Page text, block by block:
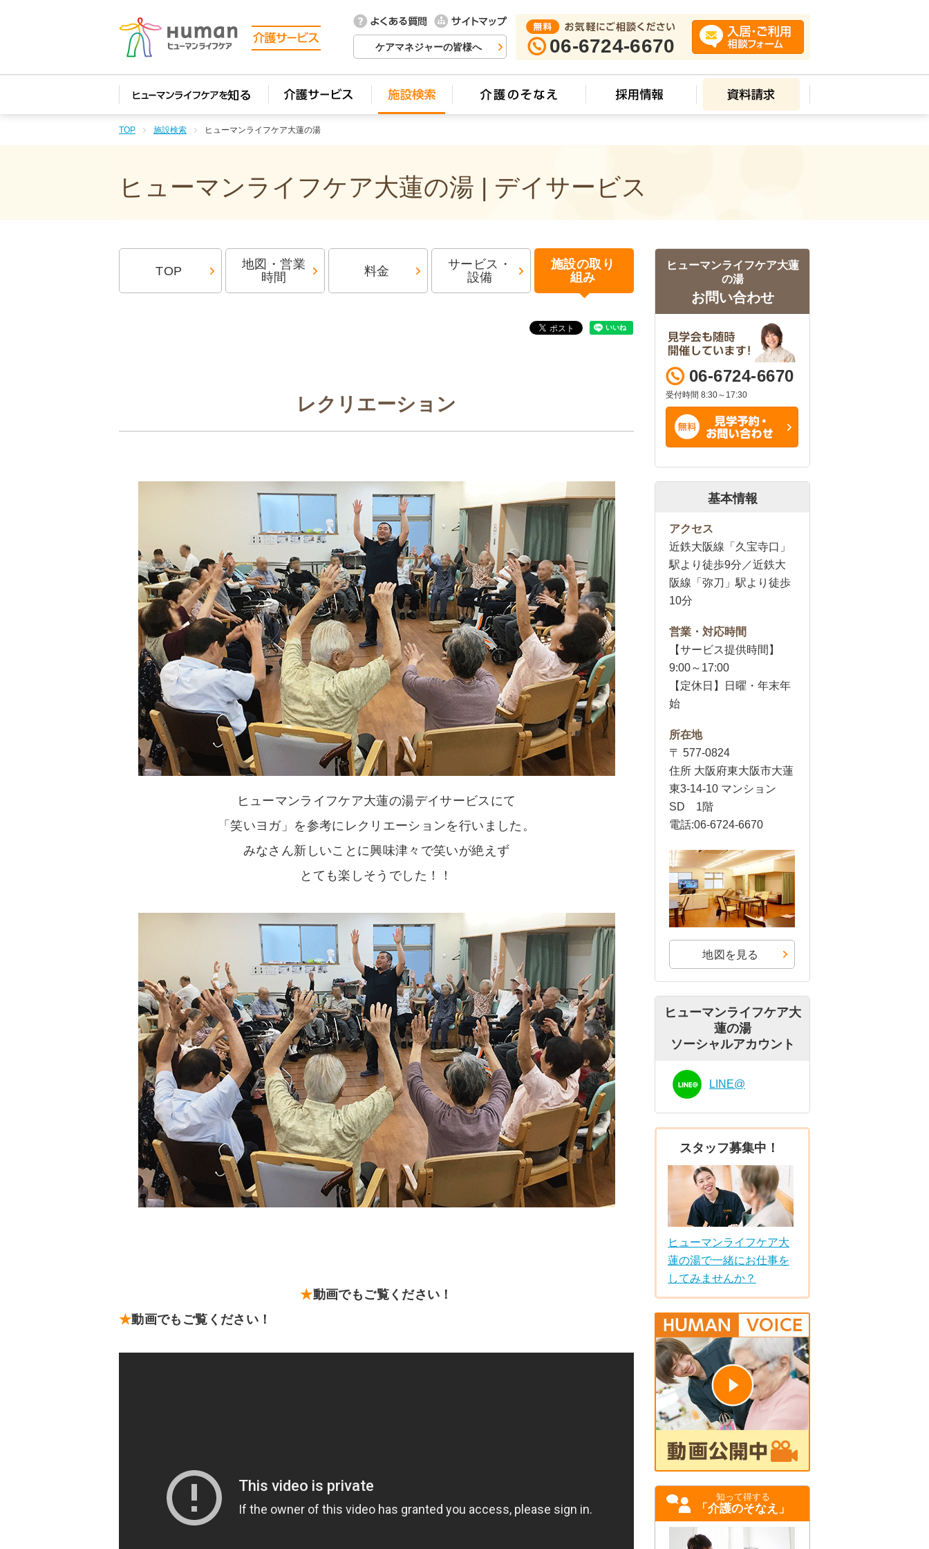
ケアマネジャーの皆様へ 06-6724-6670
TOP 施設検索 ヒューマンライフケア大蓮の湯
ヒューマンライフケア大蓮の湯 | デイサービス
TOP
地図・営業
時間
料金
サービス・
設備
施設の取り
組み
レクリエーション
ヒューマンライフケア大蓮の湯デイサービスにて
「笑いヨガ」を参考にレクリエーションを行いました。
みなさん新しいことに興味津々で笑いが絶えず
とても楽しそうでした！！
★動画でもご覧ください！
★動画でもご覧ください！
ヒューマンライフケア大蓮
の湯
お問い合わせ
06-6724-6670
受付時間 8:30～17:30
基本情報
アクセス
近鉄大阪線「久宝寺口」
駅より徒歩9分／近鉄大
阪線「弥刀」駅より徒歩
10分
営業・対応時間
【サービス提供時間】
9:00～17:00
【定休日】日曜・年末年
始
所在地
〒 577-0824
住所 大阪府東大阪市大蓮
東3-14-10 マンション
SD 1階
電話:06-6724-6670
地図を見る
ヒューマンライフケア大
蓮の湯
ソーシャルアカウント
LINE@
スタッフ募集中！
ヒューマンライフケア大
蓮の湯で一緒にお仕事を
してみませんか？
知って得する
「介護のそなえ」